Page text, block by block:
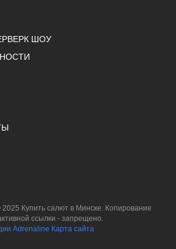
ШОУ
Купить салют в Минске. Копирование
ссылки - запрещено.
Adrenaline Карта сайта